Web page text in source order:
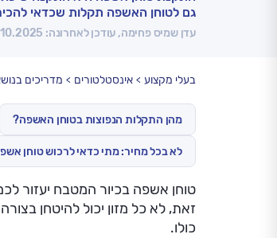
גם לטוחן האשפה תקלות שכדאי
עדן שמיס פחימה, עודכן לאחרונה: 25.10.2025
בעלי מקצוע אינסטלטורים מדריכים
מהן התקלות הנפוצות בטוחן האשפה?
לא בכל מחיר: מתי כדאי לרכוש טוחן
טוחן אשפה בכיור המטבח יעזור
זאת, לא כל מזון יכול להיטחן
כולו.